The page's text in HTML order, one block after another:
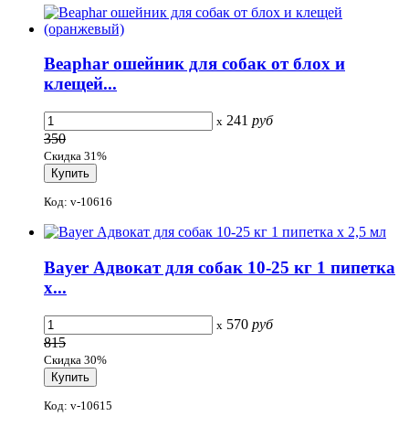
Beaphar ошейник для собак от блох и
клещей...
x 241 руб
350
Скидка 31%
Код: v-10616
Bayer Адвокат для собак 10-25 кг 1 пипетка
х...
x 570 руб
815
Скидка 30%
Код: v-10615